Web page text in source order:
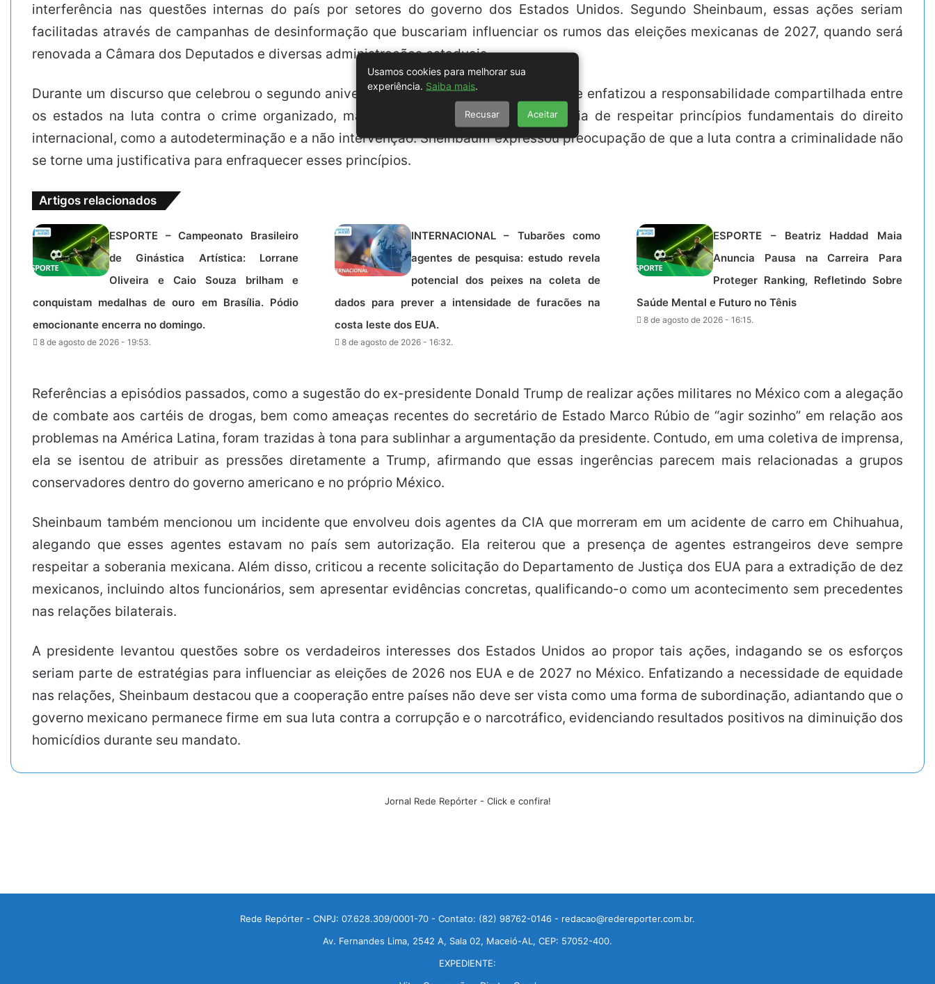
interferência nas questões internas do país por setores do governo dos Estados Unidos. Segundo Sheinbaum, essas ações seriam
facilitadas através de campanhas de desinformação que buscariam influenciar os rumos das eleições mexicanas de 2027, quando será
renovada a Câmara dos Deputados e diversas administrações estaduais.
Durante um discurso que celebrou o segundo aniversário de seu governo, a presidente enfatizou a responsabilidade compartilhada entre
os estados na luta contra o crime organizado, mas também ressaltou a importância de respeitar princípios fundamentais do direito
internacional, como a autodeterminação e a não intervenção. Sheinbaum expressou preocupação de que a luta contra a criminalidade não
se torne uma justificativa para enfraquecer esses princípios.
Artigos relacionados
ESPORTE – Campeonato Brasileiro
de Ginástica Artística: Lorrane
Oliveira e Caio Souza brilham e
conquistam medalhas de ouro em Brasília. Pódio
emocionante encerra no domingo.
8 de agosto de 2026 - 19:53.
INTERNACIONAL – Tubarões como
agentes de pesquisa: estudo revela
potencial dos peixes na coleta de
dados para prever a intensidade de furacões na
costa leste dos EUA.
8 de agosto de 2026 - 16:32.
ESPORTE – Beatriz Haddad Maia
Anuncia Pausa na Carreira Para
Proteger Ranking, Refletindo Sobre
Saúde Mental e Futuro no Tênis
8 de agosto de 2026 - 16:15.
Referências a episódios passados, como a sugestão do ex-presidente Donald Trump de realizar ações militares no México com a alegação
de combate aos cartéis de drogas, bem como ameaças recentes do secretário de Estado Marco Rúbio de “agir sozinho” em relação aos
problemas na América Latina, foram trazidas à tona para sublinhar a argumentação da presidente. Contudo, em uma coletiva de imprensa,
ela se isentou de atribuir as pressões diretamente a Trump, afirmando que essas ingerências parecem mais relacionadas a grupos
conservadores dentro do governo americano e no próprio México.
Sheinbaum também mencionou um incidente que envolveu dois agentes da CIA que morreram em um acidente de carro em Chihuahua,
alegando que esses agentes estavam no país sem autorização. Ela reiterou que a presença de agentes estrangeiros deve sempre
respeitar a soberania mexicana. Além disso, criticou a recente solicitação do Departamento de Justiça dos EUA para a extradição de dez
mexicanos, incluindo altos funcionários, sem apresentar evidências concretas, qualificando-o como um acontecimento sem precedentes
nas relações bilaterais.
A presidente levantou questões sobre os verdadeiros interesses dos Estados Unidos ao propor tais ações, indagando se os esforços
seriam parte de estratégias para influenciar as eleições de 2026 nos EUA e de 2027 no México. Enfatizando a necessidade de equidade
nas relações, Sheinbaum destacou que a cooperação entre países não deve ser vista como uma forma de subordinação, adiantando que o
governo mexicano permanece firme em sua luta contra a corrupção e o narcotráfico, evidenciando resultados positivos na diminuição dos
homicídios durante seu mandato.
Jornal Rede Repórter - Click e confira!
Rede Repórter - CNPJ: 07.628.309/0001-70 - Contato: (82) 98762-0146 - redacao@redereporter.com.br.
Av. Fernandes Lima, 2542 A, Sala 02, Maceió-AL, CEP: 57052-400.
EXPEDIENTE:
Usamos cookies para melhorar sua
experiência. Saiba mais.
Recusar Aceitar